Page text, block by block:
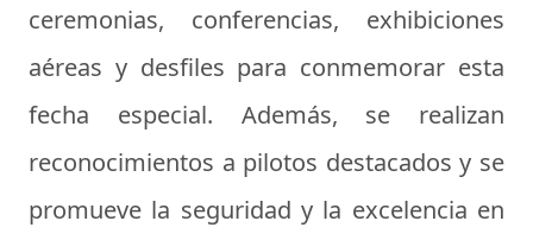
ceremonias, conferencias, exhibiciones
aéreas y desfiles para conmemorar esta
fecha especial. Además, se realizan
reconocimientos a pilotos destacados y se
promueve la seguridad y la excelencia en